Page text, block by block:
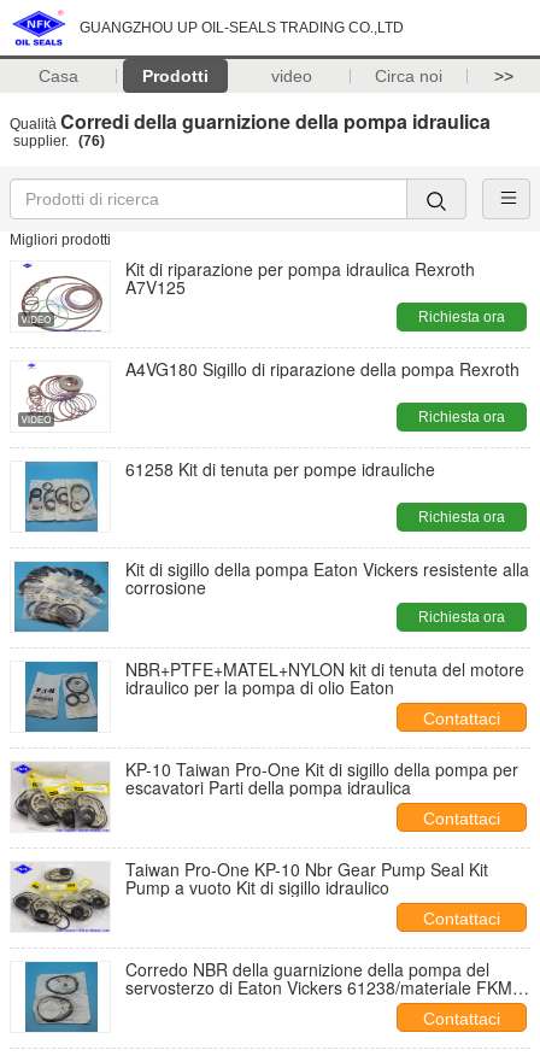
GUANGZHOU UP OIL-SEALS TRADING CO.,LTD
Casa Prodotti video Circa noi >>
Qualità Corredi della guarnizione della pompa idraulica
supplier. (76)
Migliori prodotti
Kit di riparazione per pompa idraulica Rexroth
A7V125
Richiesta ora
A4VG180 Sigillo di riparazione della pompa Rexroth
Richiesta ora
61258 Kit di tenuta per pompe idrauliche
Richiesta ora
Kit di sigillo della pompa Eaton Vickers resistente alla
corrosione
Richiesta ora
NBR+PTFE+MATEL+NYLON kit di tenuta del motore
idraulico per la pompa di olio Eaton
Contattaci
KP-10 Taiwan Pro-One Kit di sigillo della pompa per
escavatori Parti della pompa idraulica
Contattaci
Taiwan Pro-One KP-10 Nbr Gear Pump Seal Kit
Pump a vuoto Kit di sigillo idraulico
Contattaci
Corredo NBR della guarnizione della pompa del
servosterzo di Eaton Vickers 61238/materiale FKM/di
Contattaci